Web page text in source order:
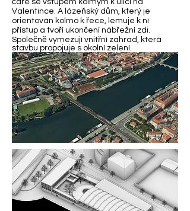
čáře se vstupem kolmým k ulici na
Valentince. A lázeňský dům, který je
orientován kolmo k řece, lemuje k ní
přístup a tvoří ukončení nábřežní zdi.
Společně vymezují vnitřní zahrad, která
stavbu propojuje s okolní zelení.